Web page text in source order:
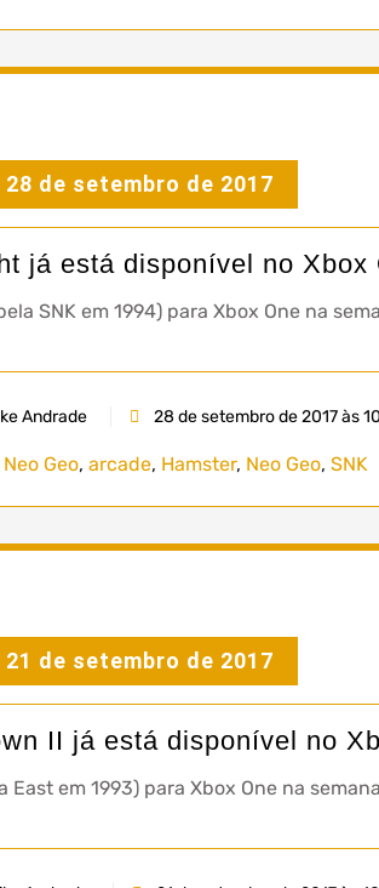
28 de setembro de 2017
já está disponível no Xbox
SNK em 1994) para Xbox One na
Andrade 28 de setembro de 2017 às
Geo, arcade, Hamster, Neo Geo, SNK
21 de setembro de 2017
II já está disponível no
em 1993) para Xbox One na